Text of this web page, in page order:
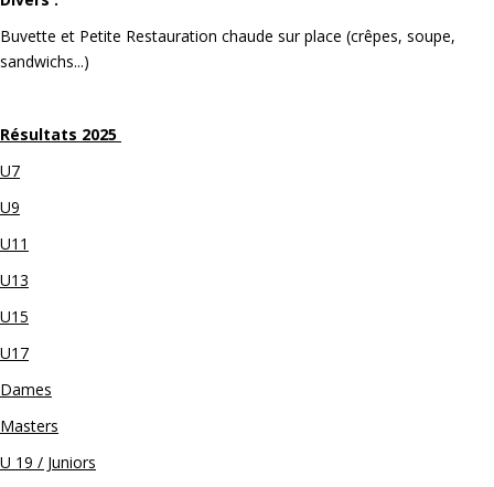
Buvette et Petite Restauration chaude sur place (crêpes, soupe,
sandwichs...)
Résultats 2025
U7
U9
U11
U13
U15
U17
Dames
Masters
U 19 / Juniors